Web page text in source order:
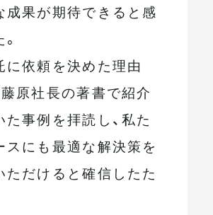
成果が期待できると感
に依頼を決めた理由
藤原社長の著書で紹介
た事例を拝読し、私た
スにも最適な解決策を
ただけると確信したた